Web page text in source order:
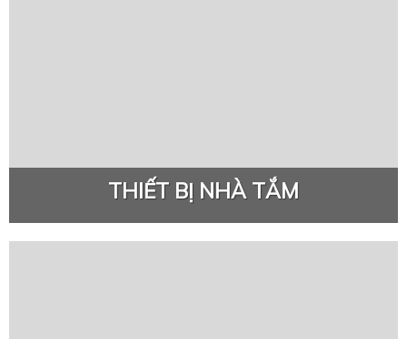
THIẾT BỊ NHÀ TẮM